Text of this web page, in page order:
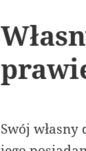
Swój